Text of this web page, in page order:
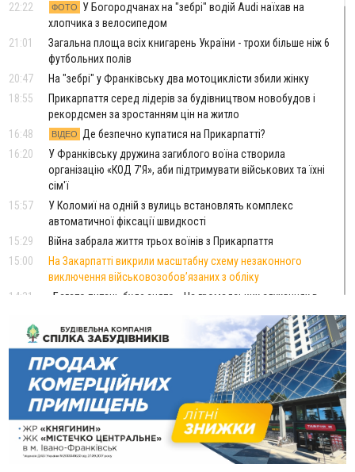
22:22 ФОТО
У Богородчанах на "зебрі" водій Audi наїхав на
хлопчика з велосипедом
21:01
Загальна площа всіх книгарень України - трохи більше ніж 6
футбольних полів
20:47
На "зебрі" у Франківську два мотоциклісти збили жінку
18:55
Прикарпаття серед лідерів за будівництвом новобудов і
рекордсмен за зростанням цін на житло
16:48
ВІДЕО
Де безпечно купатися на Прикарпатті?
16:20
У Франківську дружина загиблого воїна створила
організацію «КОД 7'Я», аби підтримувати військових та їхні
сім'ї
15:57
У Коломиї на одній з вулиць встановлять комплекс
автоматичної фіксації швидкості
15:29
Війна забрала життя трьох воїнів з Прикарпаття
15:00
На Закарпатті викрили масштабну схему незаконного
виключення військовозобов’язаних з обліку
14:31
«Багато питань буде знято». На громадських слуханнях в
Яремче обговорили, як вирішити питання джипінгу в
Карпатах
13:54
5 «тихих» хвороб, які виявляє профілактичне обстеження
13:30
ФОТО На Надрічній тривають останні приготування до
нового руху
12:57
У Франківську зафіксували найбільшу спеку за всю історію
спостережень
12:24
Лікування наркоманії Київ: чому важливо розпочати
терапію якомога раніше